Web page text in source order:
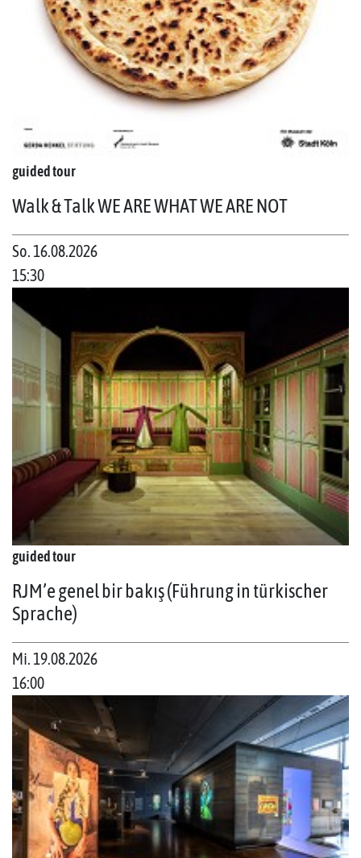
guided tour
Walk & Talk WE ARE WHAT WE ARE NOT
So. 16.08.2026
15:30
guided tour
RJM’e genel bir bakış (Führung in türkischer
Sprache)
Mi. 19.08.2026
16:00